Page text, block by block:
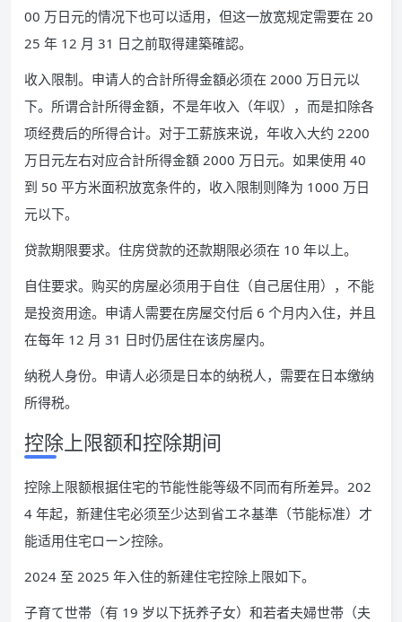
00 万日元的情况下也可以适用，但这一放宽规定需要在 20
25 年 12 月 31 日之前取得建築確認。
收入限制。申请人的合計所得金額必须在 2000 万日元以
下。所谓合計所得金額，不是年收入（年収），而是扣除各
项经费后的所得合计。对于工薪族来说，年收入大约 2200
万日元左右对应合計所得金額 2000 万日元。如果使用 40
到 50 平方米面积放宽条件的，收入限制则降为 1000 万日
元以下。
贷款期限要求。住房贷款的还款期限必须在 10 年以上。
自住要求。购买的房屋必须用于自住（自己居住用），不能
是投资用途。申请人需要在房屋交付后 6 个月内入住，并且
在每年 12 月 31 日时仍居住在该房屋内。
纳税人身份。申请人必须是日本的纳税人，需要在日本缴纳
所得税。
控除上限额和控除期间
控除上限额根据住宅的节能性能等级不同而有所差异。202
4 年起，新建住宅必须至少达到省エネ基準（节能标准）才
能适用住宅ローン控除。
2024 至 2025 年入住的新建住宅控除上限如下。
子育て世帯（有 19 岁以下抚养子女）和若者夫婦世帯（夫